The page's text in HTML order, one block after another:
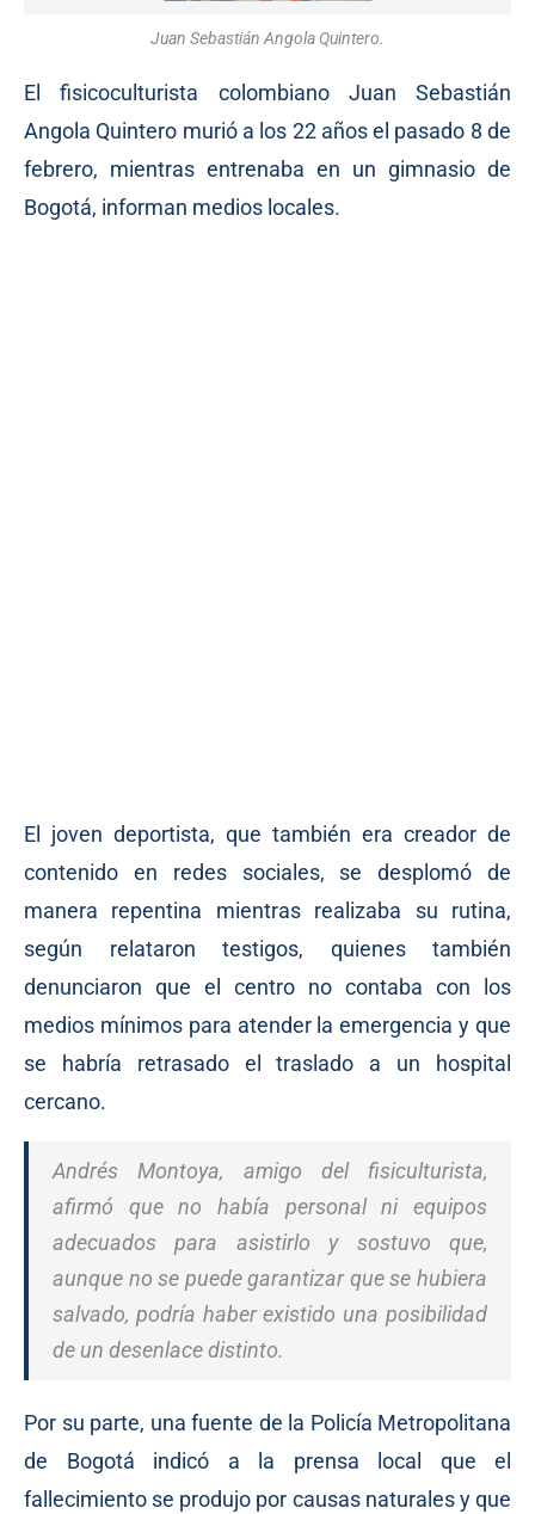
Juan Sebastián Angola Quintero.
El fisicoculturista colombiano Juan Sebastián
Angola Quintero murió a los 22 años el pasado 8 de
febrero, mientras entrenaba en un gimnasio de
Bogotá, informan medios locales.
El joven deportista, que también era creador de
contenido en redes sociales, se desplomó de
manera repentina mientras realizaba su rutina,
según relataron testigos, quienes también
denunciaron que el centro no contaba con los
medios mínimos para atender la emergencia y que
se habría retrasado el traslado a un hospital
cercano.
Andrés Montoya, amigo del fisiculturista,
afirmó que no había personal ni equipos
adecuados para asistirlo y sostuvo que,
aunque no se puede garantizar que se hubiera
salvado, podría haber existido una posibilidad
de un desenlace distinto.
Por su parte, una fuente de la Policía Metropolitana
de Bogotá indicó a la prensa local que el
fallecimiento se produjo por causas naturales y que